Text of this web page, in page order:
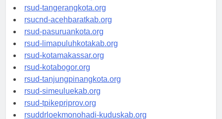
rsud-kotabekasi.org
rsud-tangerangkota.org
rsucnd-acehbaratkab.org
rsud-pasuruankota.org
rsud-limapuluhkotakab.org
rsud-kotamakassar.org
rsud-kotabogor.org
rsud-tanjungpinangkota.org
rsud-simeuluekab.org
rsud-tpikepriprov.org